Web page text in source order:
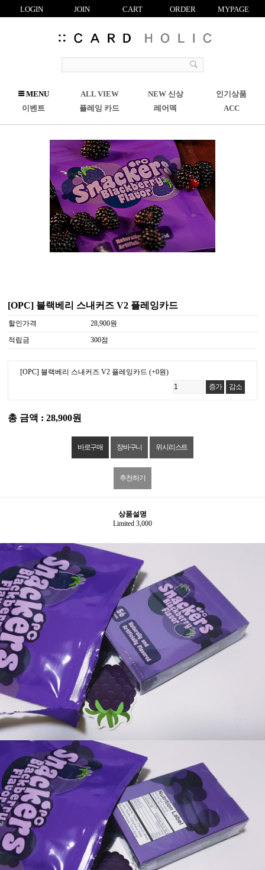
LOGIN JOIN CART ORDER MYPAGE
R
CMENU ALL VIEW NEW 신상
인기상품
이벤트
플레잉 카드 레어덱 ACC
[OPC] 블랙베리 스내커즈 V2 플레잉카드
할인가격
28,900원
적립금
300점
[OPC] 블랙베리 스내커즈 V2 플레잉카드 (+0원)
증가
감소
총 금액 : 28,900원
위시리스트
추천하기
상품설명
Limited 3,000